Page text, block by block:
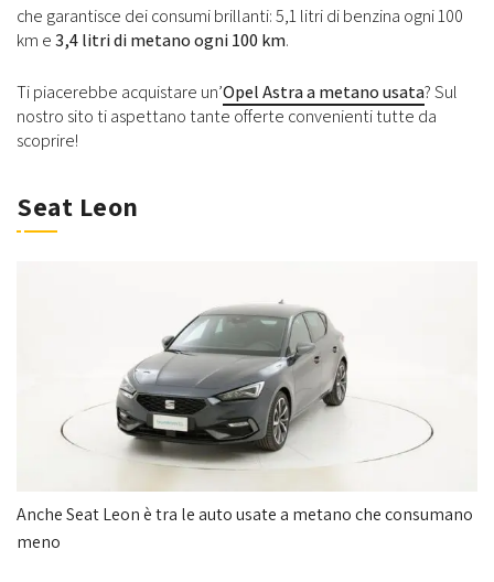
che garantisce dei consumi brillanti: 5,1 litri di benzina ogni 100
km e3,4 litri di metano ogni 100 km.
Ti piacerebbe acquistare un’Opel Astra a metano usata? Sul
nostro sito ti aspettano tante offerte convenienti tutte da
scoprire!
Seat Leon
Anche Seat Leon è tra le auto usate a metano che consumano
meno